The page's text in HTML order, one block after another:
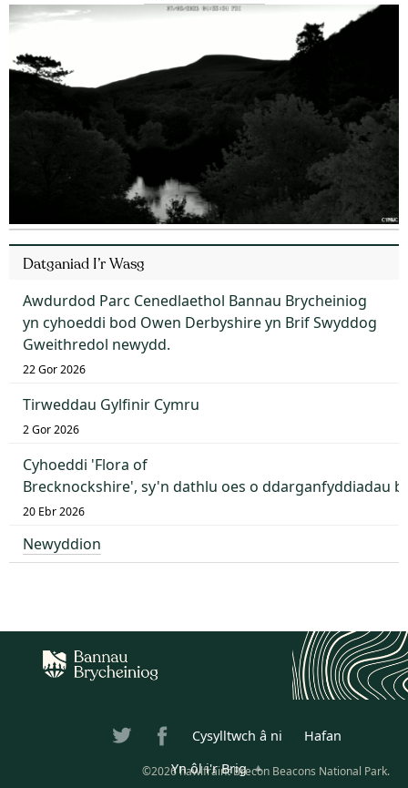
Datganiad I’r Wasg
Awdurdod Parc Cenedlaethol Bannau Brycheiniog
yn cyhoeddi bod Owen Derbyshire yn Brif Swyddog
Gweithredol newydd.
22 Gor 2026
Tirweddau Gylfinir Cymru
2 Gor 2026
Cyhoeddi 'Flora of
Brecknockshire', sy'n dathlu oes o ddarganfyddiadau
20 Ebr 2026
Newyddion
Cysylltwch â ni
Hafan
Yn ôl i'r Brig
©2026 hawlfraint Brecon Beacons National Park.